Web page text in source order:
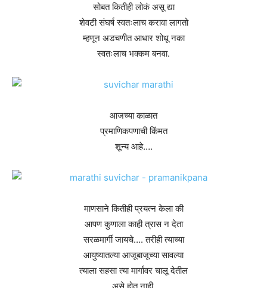
सोबत कितीही लोकं असू द्या
शेवटी संघर्ष स्वतःलाच करावा लागतो
म्हणून अडचणीत आधार शोधू नका
स्वतःलाच भक्कम बनवा.
आजच्या काळात
प्रमाणिकपणाची किंमत
शून्य आहे….
माणसाने कितीही प्रयत्न केला की
आपण कुणाला काही त्रास न देता
सरळमार्गी जायचे…. तरीही त्याच्या
आयुष्यातल्या आजूबाजूच्या सावल्या
त्याला सहसा त्या मार्गावर चालू देतील